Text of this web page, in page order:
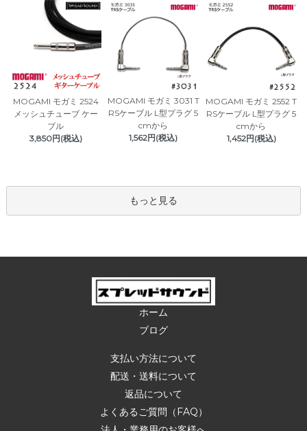
MOGAMI モガミ 2524
メッシュチューブ ケー
ブル
3,850円(税込)
MOGAMI モガミ 3031 T
RSケーブル L型プラグ 5
cmから
1,562円(税込)
MOGAMI モガミ 2552 T
RSケーブル L型プラグ 5
cmから
1,452円(税込)
もっと見る
ホーム
ブログ
支払い方法について
配送・送料について
返品について
よくあるご質問（FAQ）